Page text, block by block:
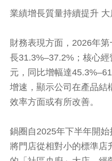
業績增長質量持續提升
財務表現方面，2026年
長31.3%–37.2%；核心
元，同比增幅達
增速，顯示公司在產品結
效率方面或有所改善。
鍋圈自2025年下半年開始
將門店從相對小的標準店